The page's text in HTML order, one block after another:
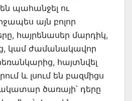
պահանջել ու
այն բոլոր
հայրենասեր մարդիկ,
կամ ժամանակավոր
հայտնվել
և լսում են բազմիցս
ծառայի՝ դերը